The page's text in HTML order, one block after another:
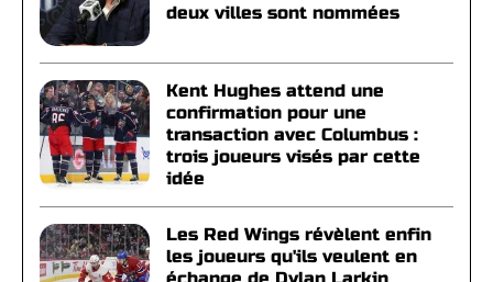
deux villes sont nommées
Kent Hughes attend une
confirmation pour une
transaction avec Columbus :
trois joueurs visés par cette
idée
Les Red Wings révèlent enfin
les joueurs qu'ils veulent en